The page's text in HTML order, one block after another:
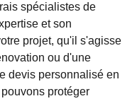
spécialistes de
et son
projet, qu'il s'agisse
ou d'une
devis personnalisé en
protéger